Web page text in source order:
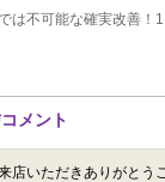
は不可能な確実改善！
メント
店いただきありがとう